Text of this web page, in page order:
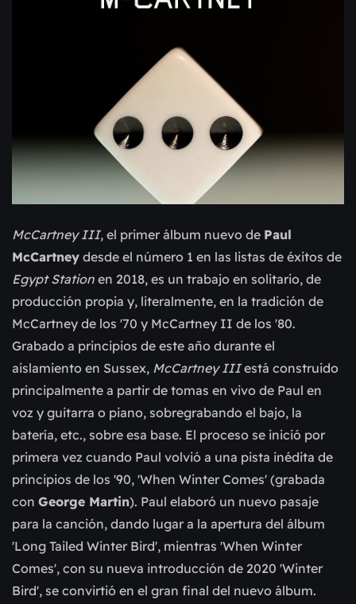
McCartney III, el primer álbum nuevo de Paul
McCartney desde el número 1 en las listas de éxitos de
Egypt Station en 2018, es un trabajo en solitario, de
producción propia y, literalmente, en la tradición de
McCartney de los '70 y McCartney II de los '80.
Grabado a principios de este año durante el
aislamiento en Sussex, McCartney IIIestá construido
principalmente a partir de tomas en vivo de Paul en
voz y guitarra o piano, sobregrabando el bajo, la
batería, etc., sobre esa base. El proceso se inició por
primera vez cuando Paul volvió a una pista inédita de
principios de los '90, 'When Winter Comes' (grabada
con George Martin). Paul elaboró un nuevo pasaje
para la canción, dando lugar a la apertura del álbum
'Long Tailed Winter Bird', mientras 'When Winter
Comes', con su nueva introducción de 2020 'Winter
Bird', se convirtió en el gran final del nuevo álbum.